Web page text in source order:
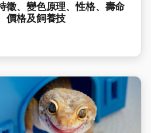
徵、變色原理、性格、壽命
價格及飼養技